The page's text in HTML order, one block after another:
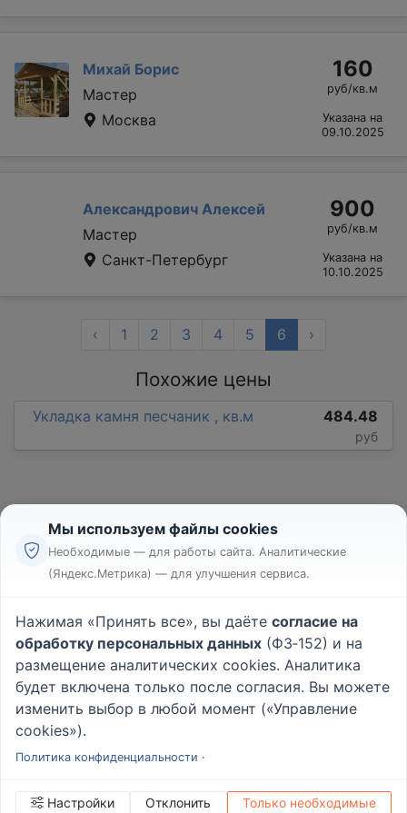
Михай Борис
Мастер
Москва
160
руб/кв.м
Указана на
09.10.2025
Александрович Алексей
Мастер
Санкт-Петербург
900
руб/кв.м
Указана на
10.10.2025
‹ 1 2 3 4 5 6 ›
Похожие цены
Укладка камня песчаник , кв.м 484.48
руб
Реклама
Пользовательское соглашение
Политика конфиденциальности
Вопрос - Ответ|О проекте
Мы используем файлы cookies
Необходимые — для работы сайта. Аналитические
(Яндекс.Метрика) — для улучшения сервиса.
Нажимая «Принять все», вы даёте согласие на
обработку персональных данных (ФЗ‑152) и на
размещение аналитических cookies. Аналитика
будет включена только после согласия. Вы можете
изменить выбор в любой момент («Управление
cookies»).
Политика конфиденциальности ·
Настройки Отклонить Только необходимые